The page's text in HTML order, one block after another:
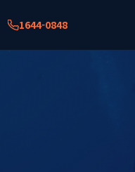
1644-0848